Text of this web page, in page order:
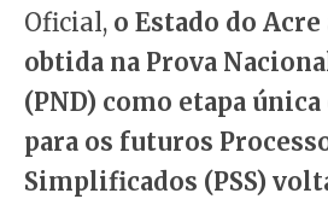
Oficial, o Estado do
obtida na Prova
(PND) como etapa
para os futuros
Simplificados (PSS)